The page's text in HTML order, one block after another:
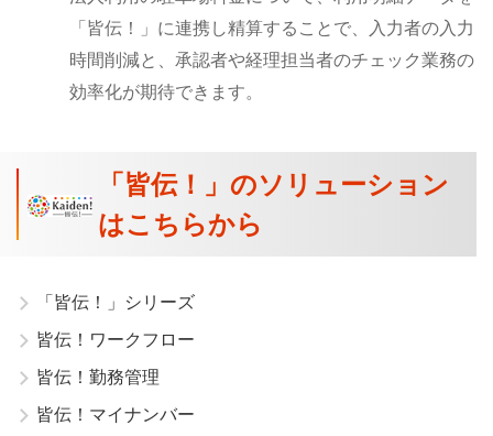
「皆伝！」に連携し精算することで、入力者の入力
時間削減と、承認者や経理担当者のチェック業務の
効率化が期待できます。
「皆伝！」のソリューション
はこちらから
「皆伝！」シリーズ
皆伝！ワークフロー
皆伝！勤務管理
皆伝！マイナンバー